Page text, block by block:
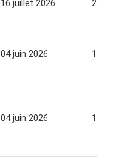
16 juillet 2026 22
04 juin 2026 10
04 juin 2026 10